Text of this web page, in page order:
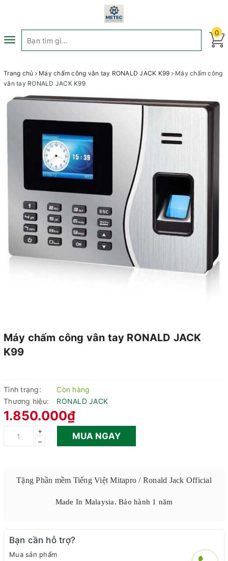
Toggle
navigation
0
Trang chủ Máy chấm công vân tay RONALD JACK K99
Máy chấm công
vân tay RONALD JACK K99
Máy chấm công vân tay RONALD JACK
K99
Tình trạng:
Còn hàng
Thương hiệu:
RONALD JACK
1.850.000₫
+
–
MUA NGAY
Tặng Phần mềm Tiếng Việt Mitapro / Ronald Jack Official
Made In Malaysia. Bảo hành 1 năm
Bạn cần hỗ trợ?
Mua sản phẩm